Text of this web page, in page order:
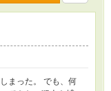
まった。 でも、何